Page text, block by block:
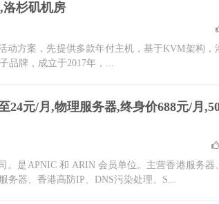
洛杉矶机房
动方案，先提供多款年付主机，基于KVM架构，
品牌，成立于2017年，...
24元/月,物理服务器,终身价688元/月
。是APNIC 和 ARIN 会员单位。主营香港服务器
务器、香港高防IP、DNS污染处理、S...